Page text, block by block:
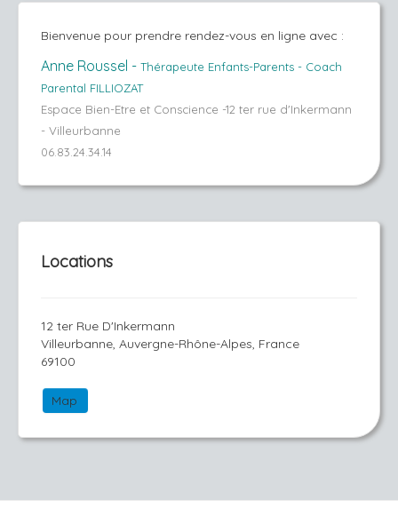
Bienvenue pour prendre rendez-vous en ligne avec :
Anne Roussel - Thérapeute Enfants-Parents - Coach
Parental FILLIOZAT
Espace Bien-Etre et Conscience -12 ter rue d'Inkermann
- Villeurbanne
06.83.24.34.14
Locations
12 ter Rue D'Inkermann
Villeurbanne, Auvergne-Rhône-Alpes, France
69100
Map